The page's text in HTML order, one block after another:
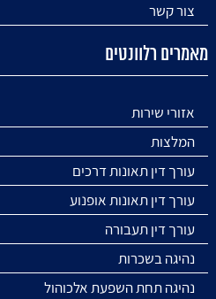
צור קשר
מאמרים רלוונטים
אזורי שירות
המלצות
עורך דין תאונות דרכים
עורך דין תאונות אופנוע
עורך דין תעבורה
נהיגה בשכרות
נהיגה תחת השפעת אלכוהול